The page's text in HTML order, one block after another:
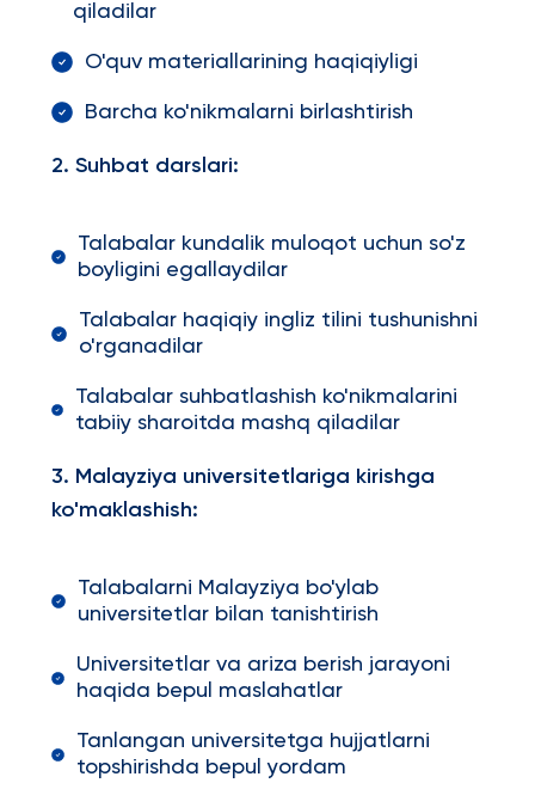
qiladilar
O'quv materiallarining haqiqiyligi
Barcha ko'nikmalarni birlashtirish
2. Suhbat darslari:
Talabalar kundalik muloqot uchun so'z
boyligini egallaydilar
Talabalar haqiqiy ingliz tilini tushunishni
o'rganadilar
Talabalar suhbatlashish ko'nikmalarini
tabiiy sharoitda mashq qiladilar
3. Malayziya universitetlariga kirishga
ko'maklashish:
Talabalarni Malayziya bo'ylab
universitetlar bilan tanishtirish
Universitetlar va ariza berish jarayoni
haqida bepul maslahatlar
Tanlangan universitetga hujjatlarni
topshirishda bepul yordam